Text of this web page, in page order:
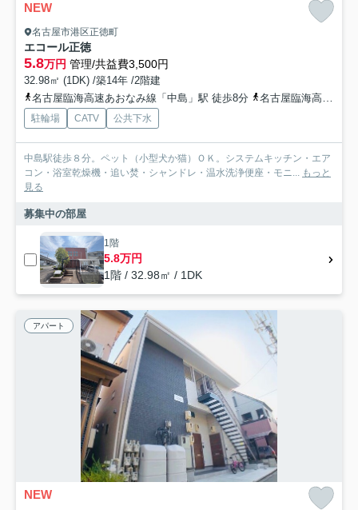
NEW
名古屋市港区正徳町
エコール正徳
5.8万円 管理/共益費3,500円
32.98㎡ (1DK) /築14年 /2階建
名古屋臨海高速あおなみ線「中島」駅 徒歩8分
名古屋臨海高速あおなみ線「港北」駅 徒歩9分
駐輪場 CATV 公共下水
中島駅徒歩８分。ペット（小型犬か猫）ＯＫ。システムキッチン・エア
コン・浴室乾燥機・追い焚・シャンドレ・温水洗浄便座・モニ... もっと
見る
募集中の部屋
1階
5.8万円
1階 / 32.98㎡ / 1DK
アパート
NEW